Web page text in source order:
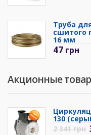
Труба
сшитого
16 мм
47 грн
Акционные
130
2 341грн